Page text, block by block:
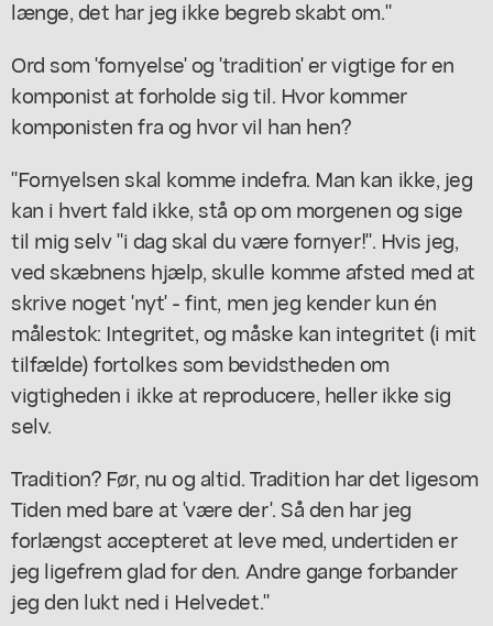
længe, det har jeg ikke begreb skabt om."
Ord som 'fornyelse' og 'tradition' er vigtige for en
komponist at forholde sig til. Hvor kommer
komponisten fra og hvor vil han hen?
"Fornyelsen skal komme indefra. Man kan ikke, jeg
kan i hvert fald ikke, stå op om morgenen og sige
til mig selv "i dag skal du være fornyer!". Hvis jeg,
ved skæbnens hjælp, skulle komme afsted med at
skrive noget 'nyt' - fint, men jeg kender kun én
målestok: Integritet, og måske kan integritet (i mit
tilfælde) fortolkes som bevidstheden om
vigtigheden i ikke at reproducere, heller ikke sig
selv.
Tradition? Før, nu og altid. Tradition har det ligesom
Tiden med bare at 'være der'. Så den har jeg
forlængst accepteret at leve med, undertiden er
jeg ligefrem glad for den. Andre gange forbander
jeg den lukt ned i Helvedet."